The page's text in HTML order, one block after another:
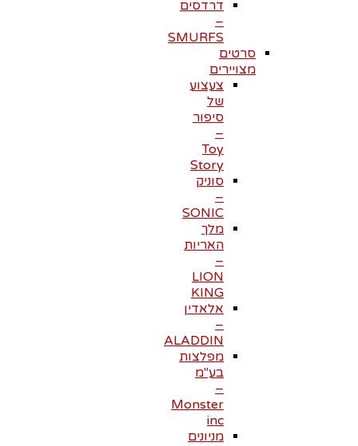
דרדסים
–
SMURFS
סרטים
מצויירים
צעצוע
של
סיפור
–
Toy
Story
סוניק
–
SONIC
מלך
האריות
–
LION
KING
אלאדין
–
ALADDIN
מפלצות
בע"מ
–
Monster
inc
מניונים